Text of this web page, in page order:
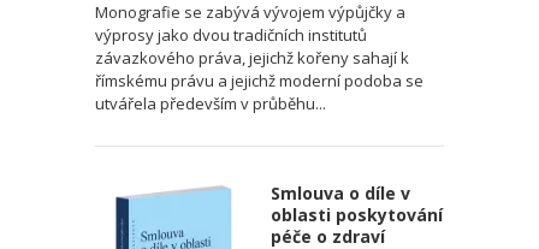
Monografie se zabývá vývojem výpůjčky a
výprosy jako dvou tradičních institutů
závazkového práva, jejichž kořeny sahají k
římskému právu a jejichž moderní podoba se
utvářela především v průběhu...
Smlouva o díle v
oblasti poskytování
péče o zdraví